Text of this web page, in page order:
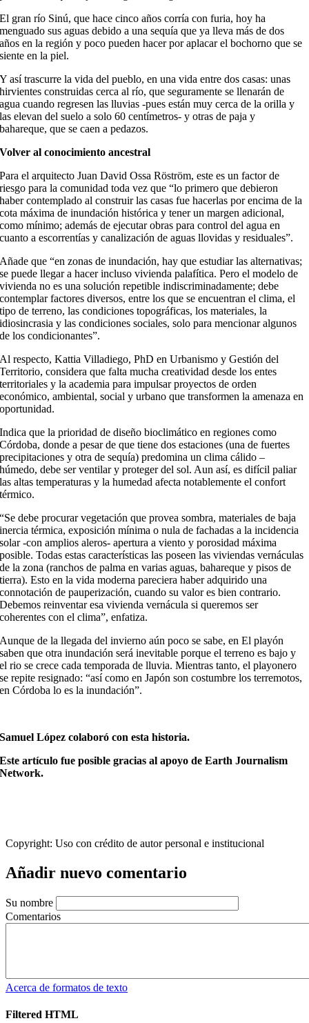
gran río Sinú, que hace cinco años corría con furia, hoy ha
sus aguas debido a una sequía que ya lleva más de dos
en la región y poco pueden hacer por aplacar el bochorno que se
en la piel.
así trascurre la vida del pueblo, en una vida entre dos casas: unas
construidas cerca al río, que seguramente se llenarán de
cuando regresen las lluvias -pues están muy cerca de la orilla y
elevan del suelo a solo 60 centímetros- y otras de paja y
que se caen a pedazos.
al conocimiento ancestral
el arquitecto Juan David Ossa Röström, este es un factor de
para la comunidad toda vez que “lo primero que debieron
contemplado al construir las casas fue hacerlas por encima de la
máxima de inundación histórica y tener un margen adicional,
mínimo; además de ejecutar obras para control del agua en
a escorrentías y canalización de aguas llovidas y residuales”.
que “en zonas de inundación, hay que estudiar las alternativas;
puede llegar a hacer incluso vivienda palafítica. Pero el modelo de
no es una solución repetible indiscriminadamente; debe
factores diversos, entre los que se encuentran el clima, el
de terreno, las condiciones topográficas, los materiales, la
y las condiciones sociales, solo para mencionar algunos
los condicionantes”.
respecto, Kattia Villadiego, PhD en Urbanismo y Gestión del
considera que falta mucha creatividad desde los entes
y la academia para impulsar proyectos de orden
ambiental, social y urbano que transformen la amenaza en
que la prioridad de diseño bioclimático en regiones como
donde a pesar de que tiene dos estaciones (una de fuertes
y otra de sequía) predomina un clima cálido –
debe ser ventilar y proteger del sol. Aun así, es difícil paliar
altas temperaturas y la humedad afecta notablemente el confort
debe procurar vegetación que provea sombra, materiales de baja
térmica, exposición mínima o nula de fachadas a la incidencia
-con amplios aleros- apertura a viento y porosidad máxima
Todas estas características las poseen las viviendas vernáculas
la zona (ranchos de palma en varias aguas, bahareque y pisos de
Esto en la vida moderna pareciera haber adquirido una
de pauperización, cuando su valor es bien contrario.
reinventar esa vivienda vernácula si queremos ser
con el clima”, enfatiza.
de la llegada del invierno aún poco se sabe, en El playón
que otra inundación será inevitable porque el terreno es bajo y
rio se crece cada temporada de lluvia. Mientras tanto, el playonero
repite resignado: “así como en Japón son costumbre los terremotos,
Córdoba lo es la inundación”.
López colaboró con esta historia.
artículo fue posible gracias al apoyo de Earth Journalism
Copyright: Uso con crédito de autor personal e institucional
Añadir nuevo comentario
Su nombre
Comentarios
Acerca de formatos de texto
Filtered HTML